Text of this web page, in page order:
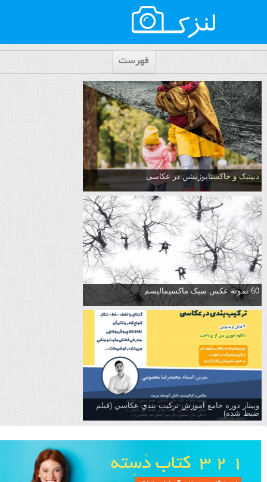
فهرست
دیپتیک و جاکستا‌پوزیشن در عکاسی
60 نمونه عکس سبک ماکسیمالیسم
وبینار دوره جامع آموزش تركيب بندي عكاسي (فیلم
ضبط شده)